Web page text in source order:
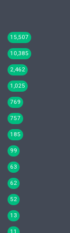
15,507
10,385
2,462
1,025
769
757
185
99
63
62
52
13